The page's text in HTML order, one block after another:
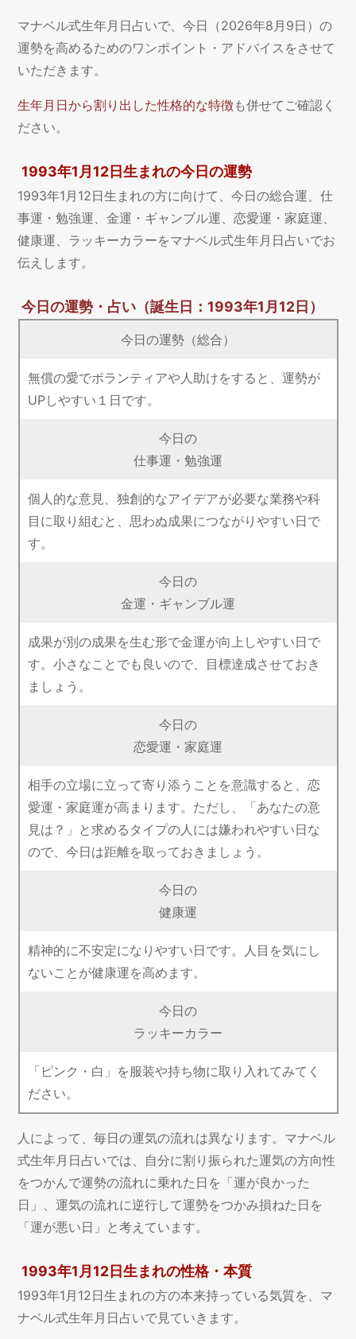
マナベル式生年月日占いで、今日（2026年8月9日）の
運勢を高めるためのワンポイント・アドバイスをさせて
いただきます。
生年月日から割り出した性格的な特徴も併せてご確認く
ださい。
1993年1月12日生まれの今日の運勢
1993年1月12日生まれの方に向けて、今日の総合運、仕
事運・勉強運、金運・ギャンブル運、恋愛運・家庭運、
健康運、ラッキーカラーをマナベル式生年月日占いでお
伝えします。
今日の運勢・占い（誕生日：1993年1月12日）
今日の運勢（総合）
無償の愛でボランティアや人助けをすると、運勢が
UPしやすい１日です。
今日の
仕事運・勉強運
個人的な意見、独創的なアイデアが必要な業務や科
目に取り組むと、思わぬ成果につながりやすい日で
す。
今日の
金運・ギャンブル運
成果が別の成果を生む形で金運が向上しやすい日で
す。小さなことでも良いので、目標達成させておき
ましょう。
今日の
恋愛運・家庭運
相手の立場に立って寄り添うことを意識すると、恋
愛運・家庭運が高まります。ただし、「あなたの意
見は？」と求めるタイプの人には嫌われやすい日な
ので、今日は距離を取っておきましょう。
今日の
健康運
精神的に不安定になりやすい日です。人目を気にし
ないことが健康運を高めます。
今日の
ラッキーカラー
「ピンク・白」を服装や持ち物に取り入れてみてく
ださい。
人によって、毎日の運気の流れは異なります。マナベル
式生年月日占いでは、自分に割り振られた運気の方向性
をつかんで運勢の流れに乗れた日を「運が良かった
日」、運気の流れに逆行して運勢をつかみ損ねた日を
「運が悪い日」と考えています。
1993年1月12日生まれの性格・本質
1993年1月12日生まれの方の本来持っている気質を、マ
ナベル式生年月日占いで見ていきます。